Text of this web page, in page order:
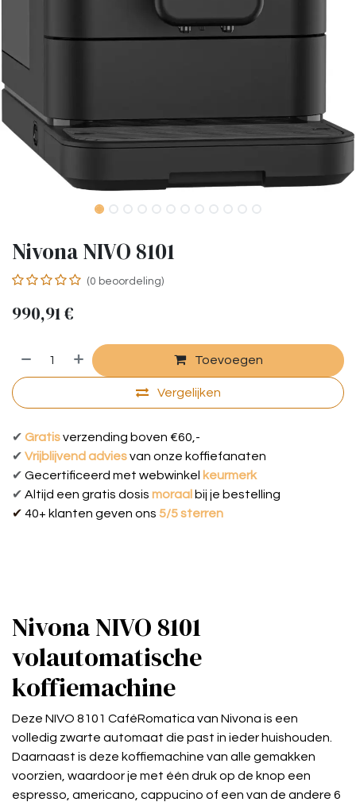
Nivona NIVO 8101
(0 beoordeling)
990,91€
Toevoegen
Vergelijken
✔ Gratisverzending boven €60,-
✔ Vrijblijvend adviesvan onze koffiefanaten
✔ Gecertificeerd met webwinkel keurmerk
✔ Al tijd een gratis dosis moraal bij je bestelling
✔ 40+ klanten geven ons 5/5 sterren
Nivona NIVO 8101
volautomatische
koffiemachine
Deze NIVO 8101 CaféRomatica van Nivona is een
volledig zwarte automaat die past in ieder huishouden.
Daarnaast is deze koffiemachine van alle gemakken
voorzien, waardoor je met één druk op de knop een
espresso, americano, cappucino of een van de andere 6